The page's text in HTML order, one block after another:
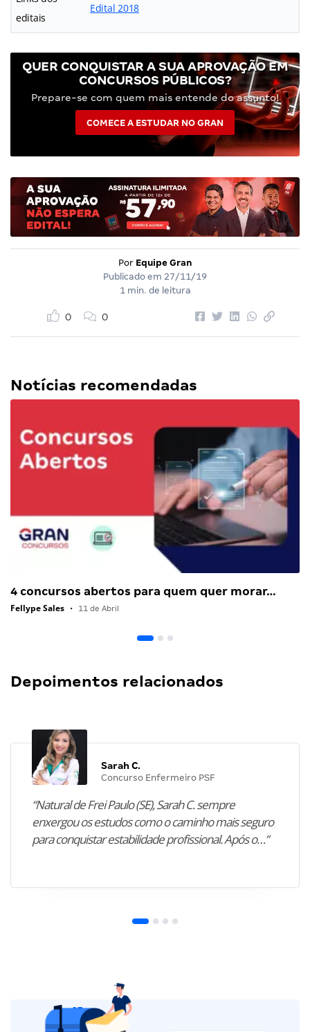
editais
Edital 2018
QUER CONQUISTAR A SUA APROVAÇÃO EM
CONCURSOS PÚBLICOS?
Prepare-se com quem mais entende do assunto!
COMECE A ESTUDAR NO GRAN
Por Equipe Gran
Publicado em 27/11/19
1 min. de leitura
0 0
Notícias recomendadas
4 concursos abertos para quem quer morar…
Fellype Sales • 11 de Abril
Depoimentos relacionados
Sarah C.
Concurso Enfermeiro PSF
“Natural de Frei Paulo (SE), Sarah C. sempre
enxergou os estudos como o caminho mais seguro
para conquistar estabilidade profissional. Após o…”